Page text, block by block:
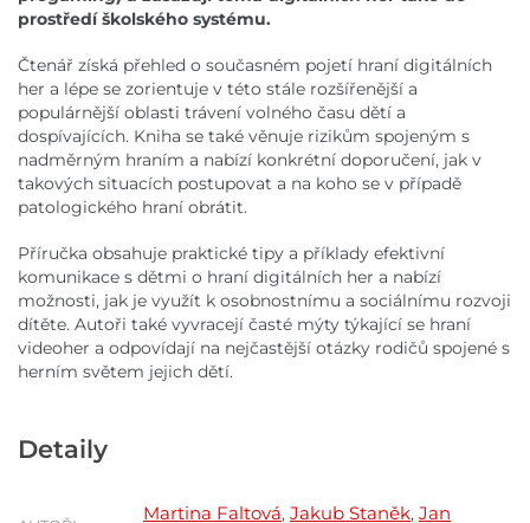
prostředí školského systému.
Čtenář získá přehled o současném pojetí hraní digitálních
her a lépe se zorientuje v této stále rozšířenější a
populárnější oblasti trávení volného času dětí a
dospívajících. Kniha se také věnuje rizikům spojeným s
nadměrným hraním a nabízí konkrétní doporučení, jak v
takových situacích postupovat a na koho se v případě
patologického hraní obrátit.
Příručka obsahuje praktické tipy a příklady efektivní
komunikace s dětmi o hraní digitálních her a nabízí
možnosti, jak je využít k osobnostnímu a sociálnímu rozvoji
dítěte. Autoři také vyvracejí časté mýty týkající se hraní
videoher a odpovídají na nejčastější otázky rodičů spojené s
herním světem jejich dětí.
Detaily
Martina Faltová, Jakub Staněk, Jan